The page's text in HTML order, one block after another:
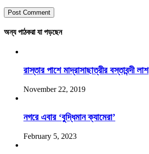
অন্য পাঠকরা যা পড়ছেন
রাস্তার পাশে মাদ্রাসাছাত্রীর বস্তাবন্দী লাশ
November 22, 2019
নগরে এবার ‘বুদ্ধিমান ক্যামেরা’
February 5, 2023